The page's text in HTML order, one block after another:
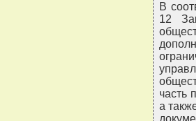
В
12
часть
а